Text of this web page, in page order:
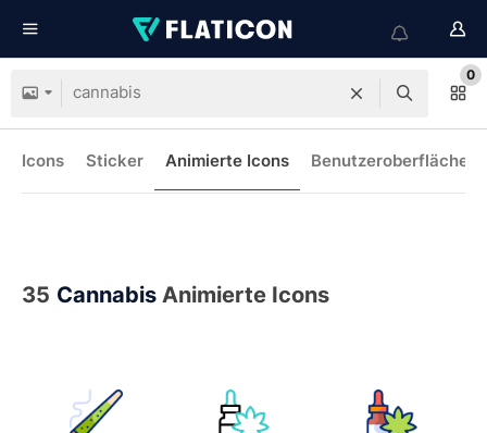
0
Icons Sticker Animierte Icons
35 Cannabis Animierte Icons